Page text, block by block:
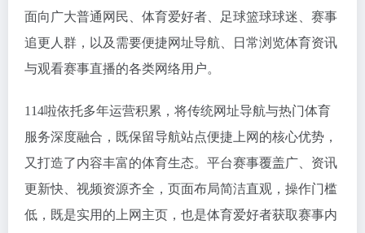
面向广大普通网民、体育爱好者、足球篮球球迷、赛事
追更人群，以及需要便捷网址导航、日常浏览体育资讯
与观看赛事直播的各类网络用户。
114啦依托多年运营积累，将传统网址导航与热门体育
服务深度融合，既保留导航站点便捷上网的核心优势，
又打造了内容丰富的体育生态。平台赛事覆盖广、资讯
更新快、视频资源齐全，页面布局简洁直观，操作门槛
低，既是实用的上网主页，也是体育爱好者获取赛事内